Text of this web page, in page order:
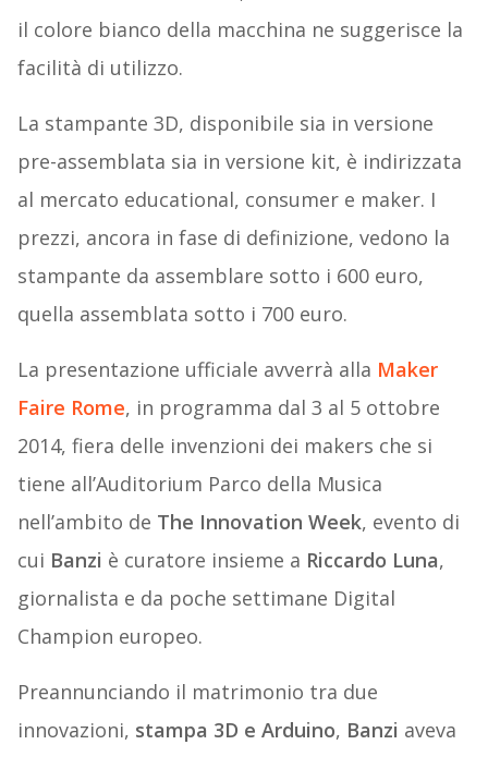
il colore bianco della macchina ne suggerisce la
facilità di utilizzo.
La stampante 3D, disponibile sia in versione
pre-assemblata sia in versione kit, è indirizzata
al mercato educational, consumer e maker. I
prezzi, ancora in fase di definizione, vedono la
stampante da assemblare sotto i 600 euro,
quella assemblata sotto i 700 euro.
La presentazione ufficiale avverrà alla Maker
Faire Rome, in programma dal 3 al 5 ottobre
2014, fiera delle invenzioni dei makers che si
tiene all’Auditorium Parco della Musica
nell’ambito de The Innovation Week, evento di
cui Banzi è curatore insieme a Riccardo Luna,
giornalista e da poche settimane Digital
Champion europeo.
Preannunciando il matrimonio tra due
innovazioni, stampa 3D e Arduino, Banzi aveva